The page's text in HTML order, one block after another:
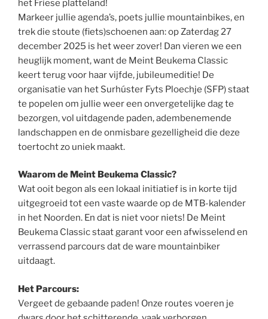
het Friese platteland!
Markeer jullie agenda’s, poets jullie mountainbikes, en
trek die stoute (fiets)schoenen aan: op Zaterdag 27
december 2025 is het weer zover! Dan vieren we een
heuglijk moment, want de Meint Beukema Classic
keert terug voor haar vijfde, jubileumeditie! De
organisatie van het Surhúster Fyts Ploechje (SFP) staat
te popelen om jullie weer een onvergetelijke dag te
bezorgen, vol uitdagende paden, adembenemende
landschappen en de onmisbare gezelligheid die deze
toertocht zo uniek maakt.
Waarom de Meint Beukema Classic?
Wat ooit begon als een lokaal initiatief is in korte tijd
uitgegroeid tot een vaste waarde op de MTB-kalender
in het Noorden. En dat is niet voor niets! De Meint
Beukema Classic staat garant voor een afwisselend en
verrassend parcours dat de ware mountainbiker
uitdaagt.
Het Parcours:
Vergeet de gebaande paden! Onze routes voeren je